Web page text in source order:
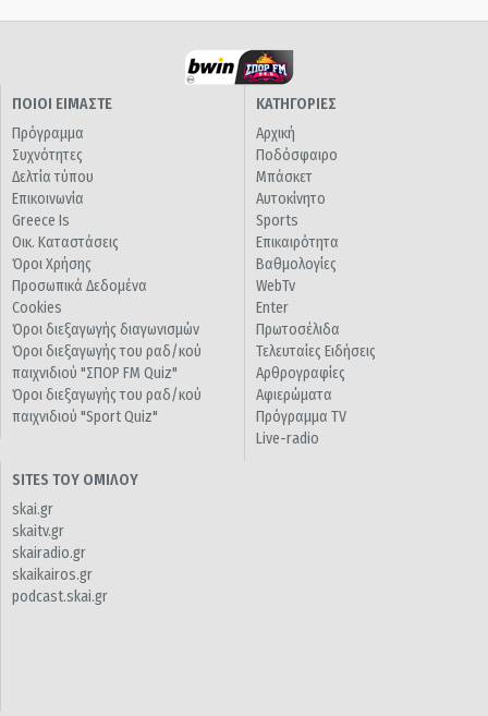
ΠΟΙΟΙ ΕΙΜΑΣΤΕ
Πρόγραμμα
Συχνότητες
Δελτία τύπου
Επικοινωνία
Greece Is
Οικ. Καταστάσεις
Όροι Χρήσης
Προσωπικά Δεδομένα
Cookies
Όροι διεξαγωγής διαγωνισμών
Όροι διεξαγωγής του ραδ/κού
παιχνιδιού "ΣΠΟΡ FM Quiz"
Όροι διεξαγωγής του ραδ/κού
παιχνιδιού "Sport Quiz"
ΚΑΤΗΓΟΡΙΕΣ
Αρχική
Ποδόσφαιρο
Μπάσκετ
Αυτοκίνητο
Sports
Επικαιρότητα
Βαθμολογίες
WebTv
Enter
Πρωτοσέλιδα
Τελευταίες Ειδήσεις
Αρθρογραφίες
Αφιερώματα
Πρόγραμμα TV
Live-radio
SITES ΤΟΥ ΟΜΙΛΟΥ
skai.gr
skaitv.gr
skairadio.gr
skaikairos.gr
podcast.skai.gr